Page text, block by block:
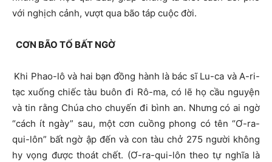
với nghịch cảnh, vượt qua bão táp cuộc đời.
CƠN BÃO TỐ BẤT NGỜ
Khi Phao-lô và hai bạn đồng hành là bác sĩ Lu-ca và A-ri-
tạc xuống chiếc tàu buôn đi Rô-ma, có lẽ họ cầu nguyện
và tin rằng Chúa cho chuyến đi bình an. Nhưng có ai ngờ
“cách ít ngày” sau, một cơn cuồng phong có tên “Ơ-ra-
qui-lôn” bất ngờ ập đến và con tàu chở 275 người không
hy vọng được thoát chết. (Ơ-ra-qui-lôn theo tự nghĩa là